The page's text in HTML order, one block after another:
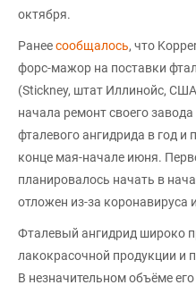
октября.
Ранеесообщалось, что
форс-мажор на поставки
(Stickney, штат Иллинойс,
начала ремонт своего
фталевого ангидрида в год и
конце мая-начале июня.
планировалось начать в
отложен из-за коронавируса
Фталевый ангидрид широко
лакокрасочной продукции и
В незначительном объёме